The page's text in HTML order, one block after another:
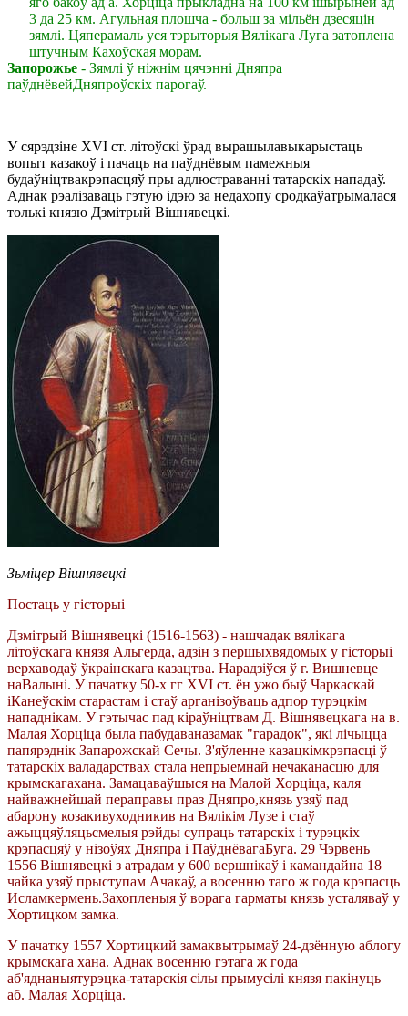
3 да 25 км. Агульная плошча - больш за мільён дзесяцін
зямлі. Цяперамаль уся тэрыторыя Вялікага Луга затоплена
штучным Кахоўская морам.
Запорожье - Зямлі ў ніжнім цячэнні Дняпра
паўднёвейДняпроўскіх парогаў.
У сярэдзіне XVI ст. літоўскі ўрад вырашылавыкарыстаць
вопыт казакоў і пачаць на паўднёвым памежныя
будаўніцтвакрэпасцяў пры адлюстраванні татарскіх нападаў.
Аднак рэалізаваць гэтую ідэю за недахопу сродкаўатрымалася
толькі князю Дзмітрый Вішнявецкі.
Зьміцер Вішнявецкі
Постаць у гісторыі
Дзмітрый Вішнявецкі (1516-1563) - нашчадак вялікага
літоўскага князя Альгерда, адзін з першыхвядомых у гісторыі
верхаводаў ўкраінскага казацтва. Нарадзіўся ў г. Вишневце
наВалыні. У пачатку 50-х гг XVI ст. ён ужо быў Чаркаскай
іКанеўскім старастам і стаў арганізоўваць адпор турэцкім
нападнікам. У гэтычас пад кіраўніцтвам Д. Вішнявецкага на в.
Малая Хорціца была пабудаваназамак "гарадок", які лічыцца
папярэднік Запарожскай Сечы. З'яўленне казацкімкрэпасці ў
татарскіх валадарствах стала непрыемнай нечаканасцю для
крымскагахана. Замацаваўшыся на Малой Хорціца, каля
найважнейшай пераправы праз Дняпро,князь узяў пад
абарону козакивуходникив на Вялікім Лузе і стаў
ажыццяўляцьсмелыя рэйды супраць татарскіх і турэцкіх
крэпасцяў у нізоўях Дняпра і ПаўднёвагаБуга. 29 Чэрвень
1556 Вішнявецкі з атрадам у 600 вершнікаў і камандайна 18
чайка узяў прыступам Ачакаў, а восенню таго ж года крэпасць
Исламкермень.Захопленыя ў ворага гарматы князь усталяваў у
Хортицком замка.
У пачатку 1557 Хортицкий замаквытрымаў 24-дзённую аблогу
крымскага хана. Аднак восенню гэтага ж года
аб'яднаныятурэцка-татарскія сілы прымусілі князя пакінуць
аб. Малая Хорціца.